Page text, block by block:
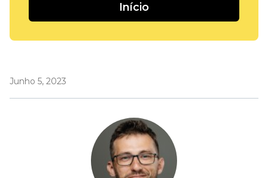
Início
Junho 5, 2023